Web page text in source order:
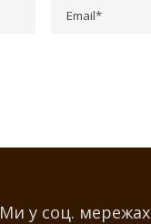
Ми у соц. мережах